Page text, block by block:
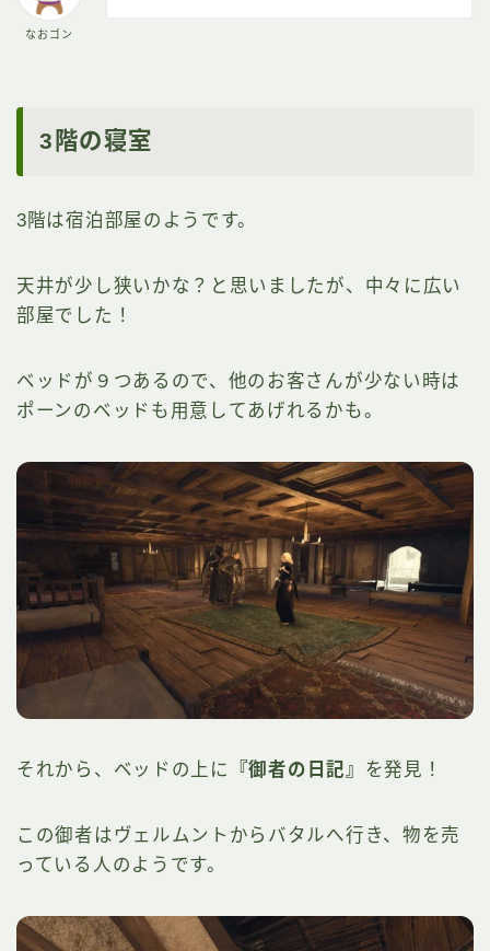
なおゴン
3階の寝室
3階は宿泊部屋のようです。
天井が少し狭いかな？と思いましたが、中々に広い
部屋でした！
ベッドが９つあるので、他のお客さんが少ない時は
ポーンのベッドも用意してあげれるかも。
それから、ベッドの上に 『御者の日記』 を発見！
この御者はヴェルムントからバタルへ行き、物を売
っている人のようです。